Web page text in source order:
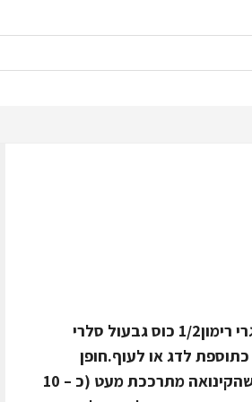
החומרים1 כוס קינואה2 כוסות מים2 עלי מרוה קצוצים1 כוס גרגרי רימון1/2 כוס גבעול סלרי
כתוספת לדג או לעוף.חופן
שבבי שקדיםאופן הכנהבשלו את הקינואה ה–2 כוסות מים עד שהקינואה מתרככת מעט (כ – 10